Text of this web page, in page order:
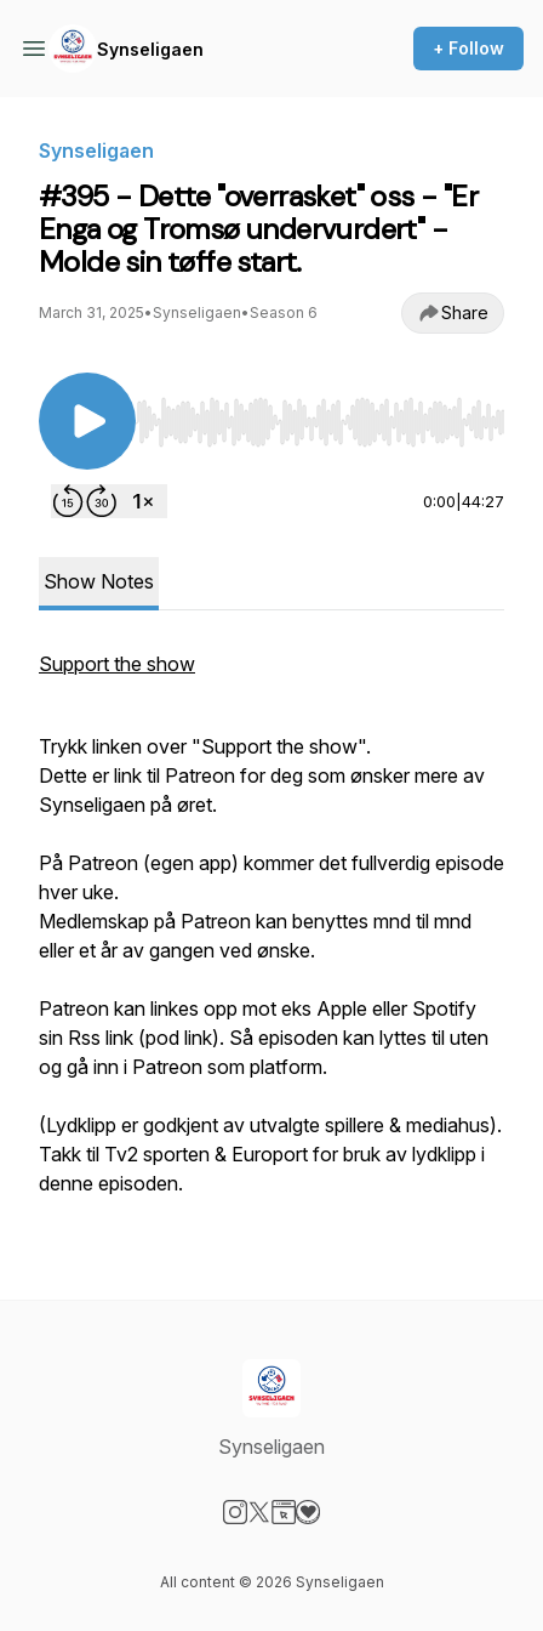
Synseligaen + Follow
Synseligaen
#395 - Dette "overrasket" oss - "Er
Enga og Tromsø undervurdert" -
Molde sin tøffe start.
March 31, 2025• Synseligaen• Season 6 Share
Use Left/Right to seek, Home/End to jump to
0:00 44:27
Show Notes
Support the show
Trykk linken over "Support the show".
Dette er link til Patreon for deg som ønsker mere av
Synseligaen på øret.
På Patreon (egen app) kommer det fullverdig episode
hver uke.
Medlemskap på Patreon kan benyttes mnd til mnd
eller et år av gangen ved ønske.
Patreon kan linkes opp mot eks Apple eller Spotify
sin Rss link (pod link). Så episoden kan lyttes til uten
og gå inn i Patreon som platform.
(Lydklipp er godkjent av utvalgte spillere & mediahus).
Takk til Tv2 sporten & Europort for bruk av lydklipp i
denne episoden.
Synseligaen
All content © 2026 Synseligaen